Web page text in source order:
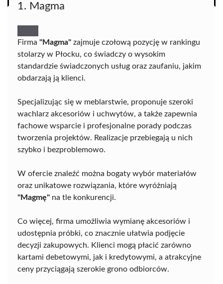
1. Magma
Firma "Magma" zajmuje czołową pozycję w rankingu
stolarzy w Płocku, co świadczy o wysokim
standardzie świadczonych usług oraz zaufaniu, jakim
obdarzają ją klienci.
Specjalizując się w meblarstwie, proponuje szeroki
wachlarz akcesoriów i uchwytów, a także zapewnia
fachowe wsparcie i profesjonalne porady podczas
tworzenia projektów. Realizacje przebiegają u nich
szybko i bezproblemowo.
W ofercie znaleźć można bogaty wybór materiałów
oraz unikatowe rozwiązania, które wyróżniają
"Magmę" na tle konkurencji.
Co więcej, firma umożliwia wymianę akcesoriów i
udostępnia próbki, co znacznie ułatwia podjęcie
decyzji zakupowych. Klienci mogą płacić zarówno
kartami debetowymi, jak i kredytowymi, a atrakcyjne
ceny przyciągają szerokie grono odbiorców.